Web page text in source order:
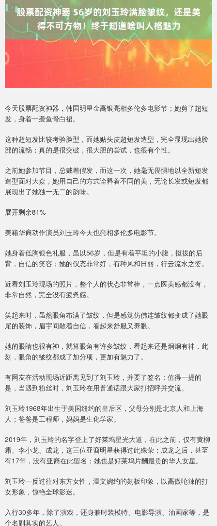
今天股票配资神器，韩国明星金高银亮相多伦多电影节；她剪了超短
发，身着一袭鱼骨白裙。
这种超短发比较考验脸型，而她贴头皮超短发造型，完全显现出她脸
部的流畅；真的是很突破，很大胆的尝试，也很有个性。
之前她参加节目，总戴着假发，而这一次，她毫无畏惧地以全新短发
造型面对大众，她用自己的方式诠释着不同的美，无论长发或短发都
展现出了她独一无二的韵味。
展开剩余81%
美籍华裔动作演员刘玉玲今天也亮相多伦多电影节。
她身着低胸银色礼服，虽以56岁，但是有着平坦的小腹，挺拔的后
背，自信的笑容；她的仪态非常好，有种风和日丽，行云流水之姿。
近看刘玉玲现场的照片，整个人的状态非常棒，一点医美感都没有，
非常自然，完全没有疲惫感。
笑起来时，虽然眼角布满了皱纹，但是感觉仿佛连皱纹都变成了她眼
尾的装饰，眉宇间散着自信，看起来舒服又养眼。
她的眼睛也很有神，就算眼角有许多皱纹，看起来还是炯炯有神，此
刻，眼角的皱纹都成了加分项，更加有魅力了。
有网友在活动现场近距离见到了刘玉玲，并要了签名；值得一提的
是，当遇到粉丝时，刘玉玲在用普通话跟大家打招呼并交流。
刘玉玲1968年出生于美国纽约的皇后区，父母分别是北京人和上海
人；爸爸是工程师，妈妈是生化学家。
2019年，刘玉玲的名字登上了好莱坞星光大道，在此之前，仅有黄柳
霜、李小龙、成龙，这三位亚裔明星获得过此殊荣；成龙之后，甚至
有17年，没有亚裔在此留名；她也是好莱坞片酬最贵的华人女星。
刘玉玲一反过往对东方女性，温文婉约的刻板印象，以高傲呛辣的打
女形象，惊艳全球影迷。
入行30多年，除了演戏，还身兼时装模特、电影导演、油画家等，是
个名副其实的艺人。